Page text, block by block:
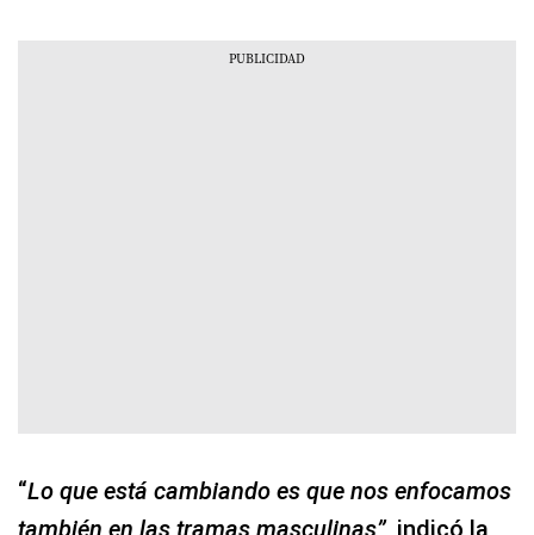
“Lo que está cambiando es que nos enfocamos